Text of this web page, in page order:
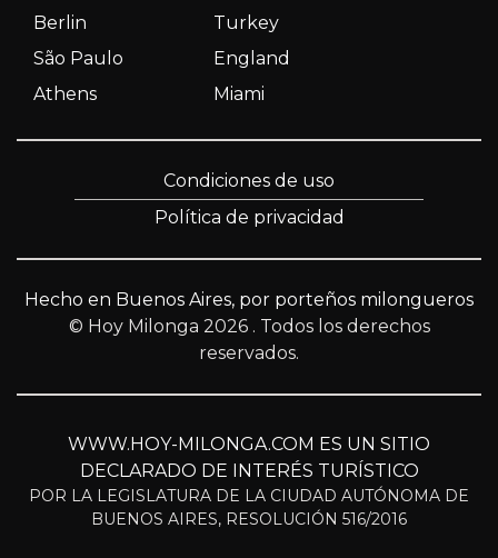
Berlin
Turkey
São Paulo
England
Athens
Miami
Condiciones de uso
Política de privacidad
Hecho en Buenos Aires, por porteños milongueros
© Hoy Milonga 2026 . Todos los derechos
reservados.
WWW.HOY-MILONGA.COM ES UN SITIO
DECLARADO DE INTERÉS TURÍSTICO
POR LA LEGISLATURA DE LA CIUDAD AUTÓNOMA DE
BUENOS AIRES, RESOLUCIÓN 516/2016